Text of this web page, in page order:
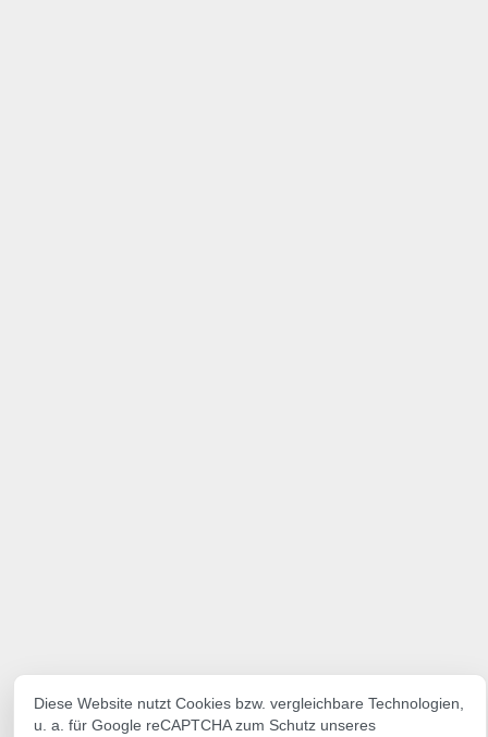
Diese Website nutzt Cookies bzw. vergleichbare Technologien,
u. a. für Google reCAPTCHA zum Schutz unseres